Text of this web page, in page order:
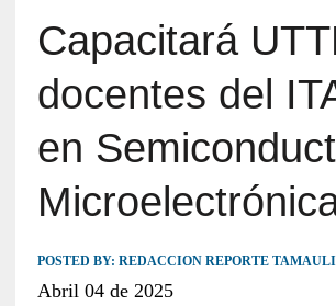
Capacitará
docentes del
en
POSTED BY: REDACCION REPORTE
Abril 04 de 2025